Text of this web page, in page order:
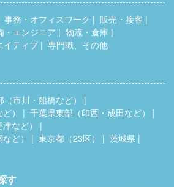
事務・オフィスワーク
販売・接客
・エンジニア
物流・倉庫
イティブ 専門職、その他
市川・船橋など）
）
千葉県東部（印西・成田など）
など）
ど）
東京都（23区）
茨城県
す